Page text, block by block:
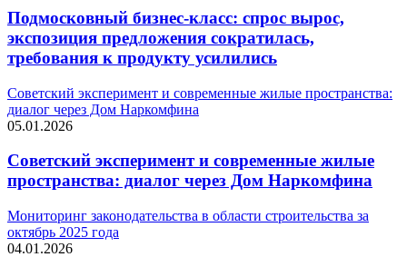
Подмосковный бизнес-класс: спрос вырос,
экспозиция предложения сократилась,
требования к продукту усилились
Советский эксперимент и современные жилые пространства:
диалог через Дом Наркомфина
05.01.2026
Советский эксперимент и современные жилые
пространства: диалог через Дом Наркомфина
Мониторинг законодательства в области строительства за
октябрь 2025 года
04.01.2026